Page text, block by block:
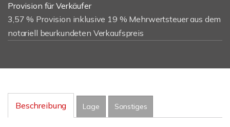
Provision für Verkäufer
3,57 % Provision inklusive 19 % Mehrwertsteuer aus dem
notariell beurkundeten Verkaufspreis
Beschreibung Lage Sonstiges